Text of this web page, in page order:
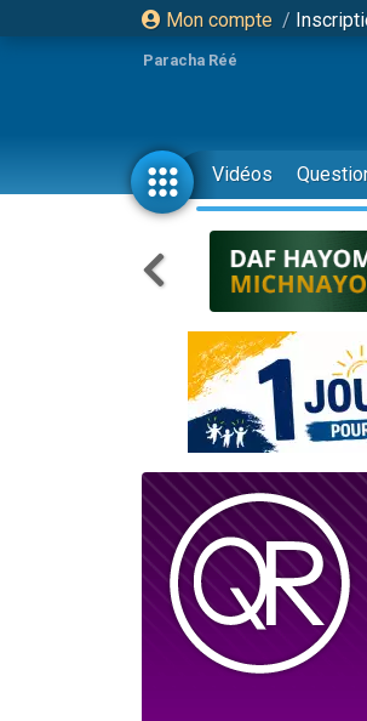
Mon compte /
Paracha Réé
Vidéos